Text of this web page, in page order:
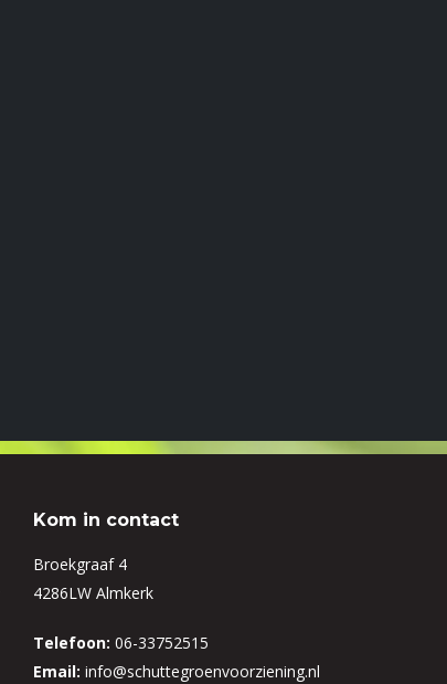
Kom in contact
Broekgraaf 4
4286LW Almkerk
Telefoon: 06-33752515
Email: info@schuttegroenvoorziening.nl